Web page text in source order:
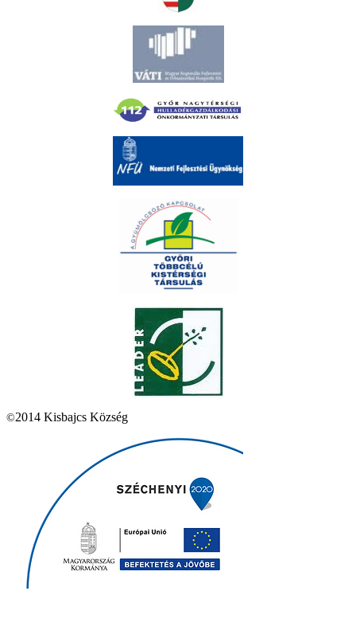
©2014 Kisbajcs Község